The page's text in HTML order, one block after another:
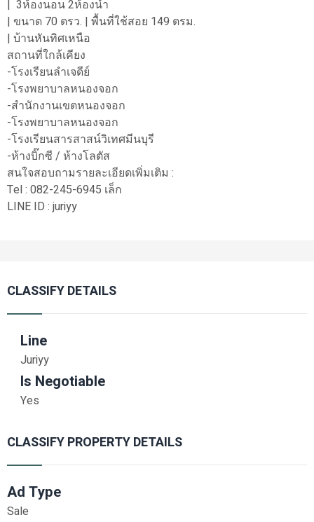
| 3ห้องนอน 2ห้องน้ำ
| ขนาด 70 ตรว. | พื้นที่ใช้สอย 149 ตรม.
| บ้านหันทิศเหนือ
สถานที่ใกล้เคียง
-โรงเรียนลำเจดีย์
-โรงพยาบาลหนองจอก
-สำนักงานเขตหนองจอก
-โรงพยาบาลหนองจอก
-โรงเรียนสารสาสน์วิเทศมีนบุรี
-ห้างบิ๊กซี / ห้างโลตัส
สนใจสอบถามรายละเอียดเพิ่มเติม :
Tel : 082-245-6945 เล็ก
LINE ID : juriyy
CLASSIFY DETAILS
Line
Juriyy
Is Negotiable
Yes
CLASSIFY PROPERTY DETAILS
Ad Type
Sale